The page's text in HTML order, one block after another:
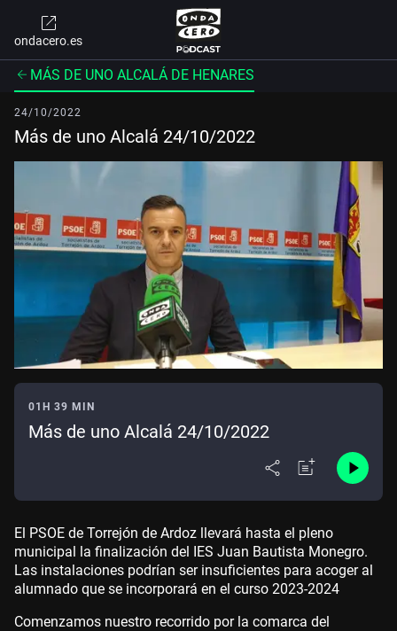
ondacero.es
MÁS DE UNO ALCALÁ DE HENARES
24/10/2022
Más de uno Alcalá 24/10/2022
01H 39 MIN
Más de uno Alcalá 24/10/2022
El PSOE de Torrejón de Ardoz llevará hasta el pleno
municipal la finalización del IES Juan Bautista Monegro.
Las instalaciones podrían ser insuficientes para acoger al
alumnado que se incorporará en el curso 2023-2024
Comenzamos nuestro recorrido por la comarca del